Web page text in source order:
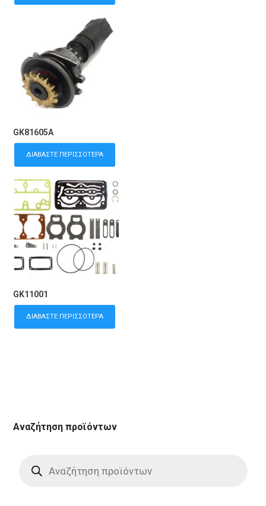
GK81605A
ΔΙΑΒΆΣΤΕ ΠΕΡΙΣΣΌΤΕΡΑ
GK11001
ΔΙΑΒΆΣΤΕ ΠΕΡΙΣΣΌΤΕΡΑ
Αναζήτηση προϊόντων
search